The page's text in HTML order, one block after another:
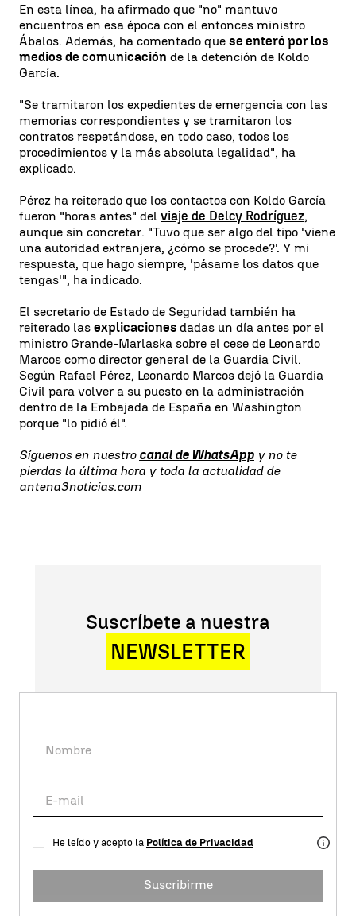
En esta línea, ha afirmado que "no" mantuvo
encuentros en esa época con el entonces ministro
Ábalos. Además, ha comentado que se enteró por los
medios de comunicación de la detención de Koldo
García.
"Se tramitaron los expedientes de emergencia con las
memorias correspondientes y se tramitaron los
contratos respetándose, en todo caso, todos los
procedimientos y la más absoluta legalidad", ha
explicado.
Pérez ha reiterado que los contactos con Koldo García
fueron "horas antes" del viaje de Delcy Rodríguez,
aunque sin concretar. "Tuvo que ser algo del tipo 'viene
una autoridad extranjera, ¿cómo se procede?'. Y mi
respuesta, que hago siempre, 'pásame los datos que
tengas'", ha indicado.
El secretario de Estado de Seguridad también ha
reiterado las explicaciones dadas un día antes por el
ministro Grande-Marlaska sobre el cese de Leonardo
Marcos como director general de la Guardia Civil.
Según Rafael Pérez, Leonardo Marcos dejó la Guardia
Civil para volver a su puesto en la administración
dentro de la Embajada de España en Washington
porque "lo pidió él".
Síguenos en nuestro canal de WhatsApp y no te
pierdas la última hora y toda la actualidad de
antena3noticias.com
Suscríbete a nuestra
NEWSLETTER
He leído y acepto la Política de Privacidad
Suscribirme